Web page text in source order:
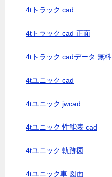
4tトラック cad
4tトラック cad 正面
4tトラック cadデータ 無料
4tユニック cad
4tユニック jwcad
4tユニック 性能表 cad
4tユニック 軌跡図
4tユニック車 図面